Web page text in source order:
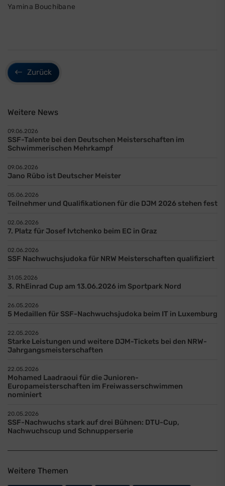
Yamina Bouchibane
Zurück
Weitere News
09.06.2026
SSF-Talente bei den Deutschen Meisterschaften im
Schwimmerischen Mehrkampf
09.06.2026
Jano Rübo ist Deutscher Meister
05.06.2026
Teilnehmer und Qualifikationen für die DJM 2026 stehen fest
02.06.2026
7. Platz für Josef Ivtchenko beim EC in Graz
02.06.2026
SSF Nachwuchsjudoka für NRW Meisterschaften qualifiziert
31.05.2026
3. RhEinrad Cup am 13.06.2026 im Sportpark Nord
26.05.2026
5 Medaillen für SSF-Nachwuchsjudoka beim IT in Luxemburg
22.05.2026
Starke Leistungen und weitere DJM-Tickets bei den NRW-
Jahrgangsmeisterschaften
22.05.2026
Mohamed Laadraoui für die Junioren-
Europameisterschaften im Freiwasserschwimmen
nominiert
20.05.2026
SSF-Nachwuchs stark auf drei Bühnen: DTU-Cup,
Nachwuchscup und Schnupperserie
Weitere Themen